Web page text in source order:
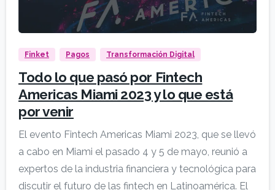
Finket Pagos Transformación Digital
Todo lo que pasó por Fintech
Americas Miami 2023 y lo que está
por venir
El evento Fintech Americas Miami 2023, que se llevó
a cabo en Miami el pasado 4 y 5 de mayo, reunió a
expertos de la industria financiera y tecnológica para
discutir el futuro de las fintech en Latinoamérica. El